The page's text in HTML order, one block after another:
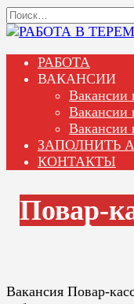
Перейти
к
Search
for:
РАБОТА
ВАКАНСИИ
Вакансии
Вакансии
Вакансии
ЗАПОЛНИТЬ
КОНТАКТЫ
Повар-
Вакансия Повар-